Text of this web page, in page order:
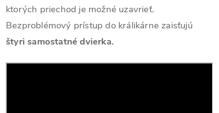
ktorých priechod je možné uzavrieť.
Bezproblémový prístup do králikárne zaisťujú
štyri samostatné dvierka.